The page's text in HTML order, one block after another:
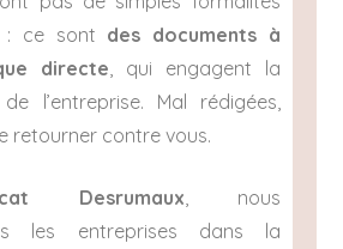
: ce sont des documents à
directe , qui engagent la
l’entreprise. Mal rédigées,
retourner contre vous.
Desrumaux , nous
les entreprises dans la